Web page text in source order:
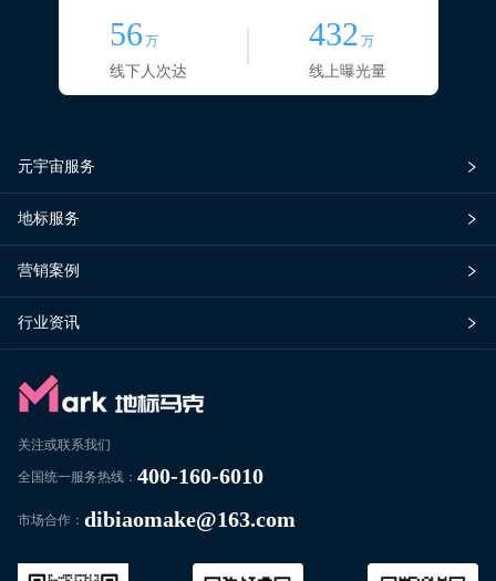
56 万
线下人次达
432 万
线上曝光量
元宇宙服务
地标服务
营销案例
行业资讯
关注或联系我们
全国统一服务热线： 400-160-6010
市场合作： dibiaomake@163.com